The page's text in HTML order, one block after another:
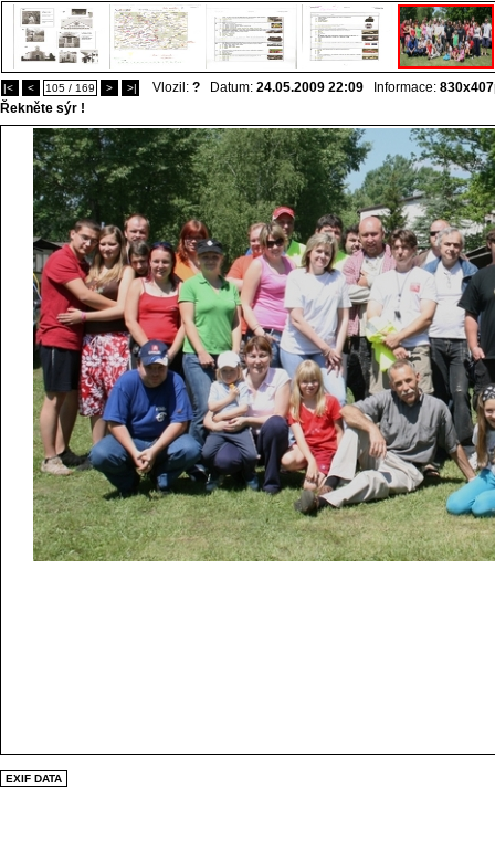
|< < 105 / 169 > >| Vlozil: ? Datum: 24.05.2009 22:09 Informace:
Řekněte sýr !
EXIF DATA